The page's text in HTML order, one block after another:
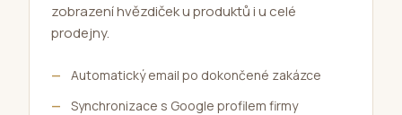
zobrazení hvězdiček u produktů i u celé
prodejny.
Automatický email po dokončené zakázce
Synchronizace s Google profilem firmy